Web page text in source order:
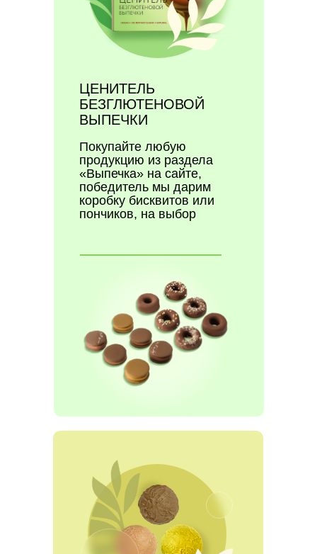
ЦЕНИТЕЛЬ
БЕЗГЛЮТЕНОВОЙ
ВЫПЕЧКИ
Покупайте любую
продукцию из раздела
«Выпечка» на сайте,
победитель мы дарим
коробку бисквитов или
пончиков, на выбор